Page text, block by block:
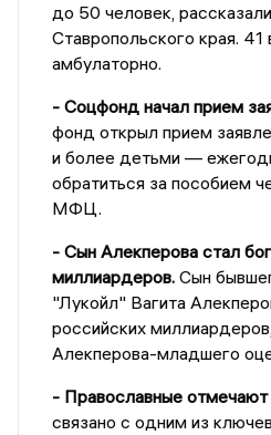
до 50 человек,
Ставропольского края.
амбулаторно.
- Соцфонд начал прием
фонд открыл прием
и более детьми —
обратиться за пособием
МФЦ.
- Сын Алекперова стал
миллиардеров. Сын
"Лукойл" Вагита
российских
Алекперова-младшего
- Православные
связано с одним из